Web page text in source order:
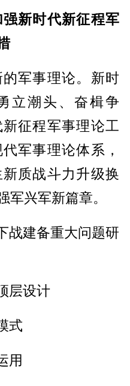
新时代新征程军
军事理论。新时
立潮头、奋楫争
征程军事理论工
军事理论体系，
质战斗力升级换
军兴军新篇章。
战建备重大问题研
层设计
式
用